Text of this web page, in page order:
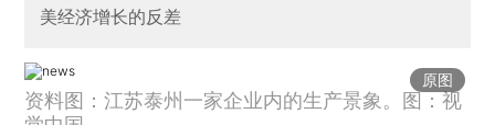
美经济增长的反差
原图
资料图：江苏泰州一家企业内的生产景象。图：视